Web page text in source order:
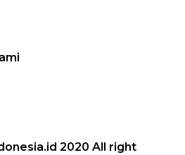
2020 All right